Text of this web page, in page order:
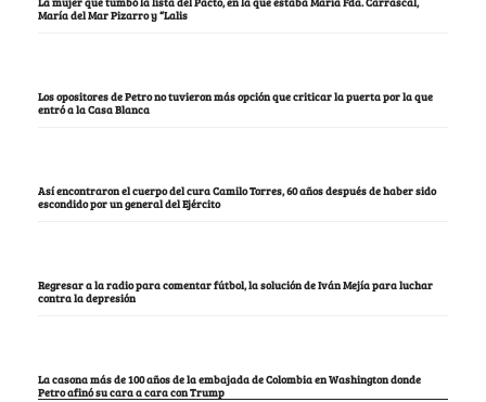
María del Mar Pizarro y “Lalis
Los opositores de Petro no tuvieron más opción que criticar la puerta por la que
entró a la Casa Blanca
Así encontraron el cuerpo del cura Camilo Torres, 60 años después de haber sido
escondido por un general del Ejército
Regresar a la radio para comentar fútbol, la solución de Iván Mejía para luchar
contra la depresión
La casona más de 100 años de la embajada de Colombia en Washington donde
Petro afinó su cara a cara con Trump